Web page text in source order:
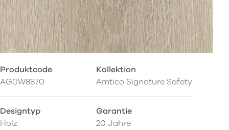
Produktcode
AG0W8870
Kollektion
Amtico Signature Safety
Designtyp
Holz
Garantie
20 Jahre